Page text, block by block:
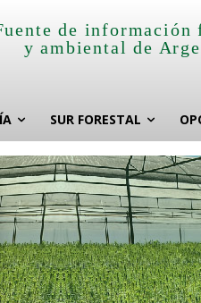
de
y ambiental de
SUR FORESTAL